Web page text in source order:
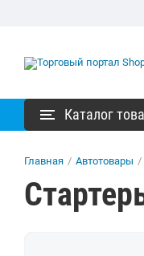
Каталог
Главная / Автотовары /